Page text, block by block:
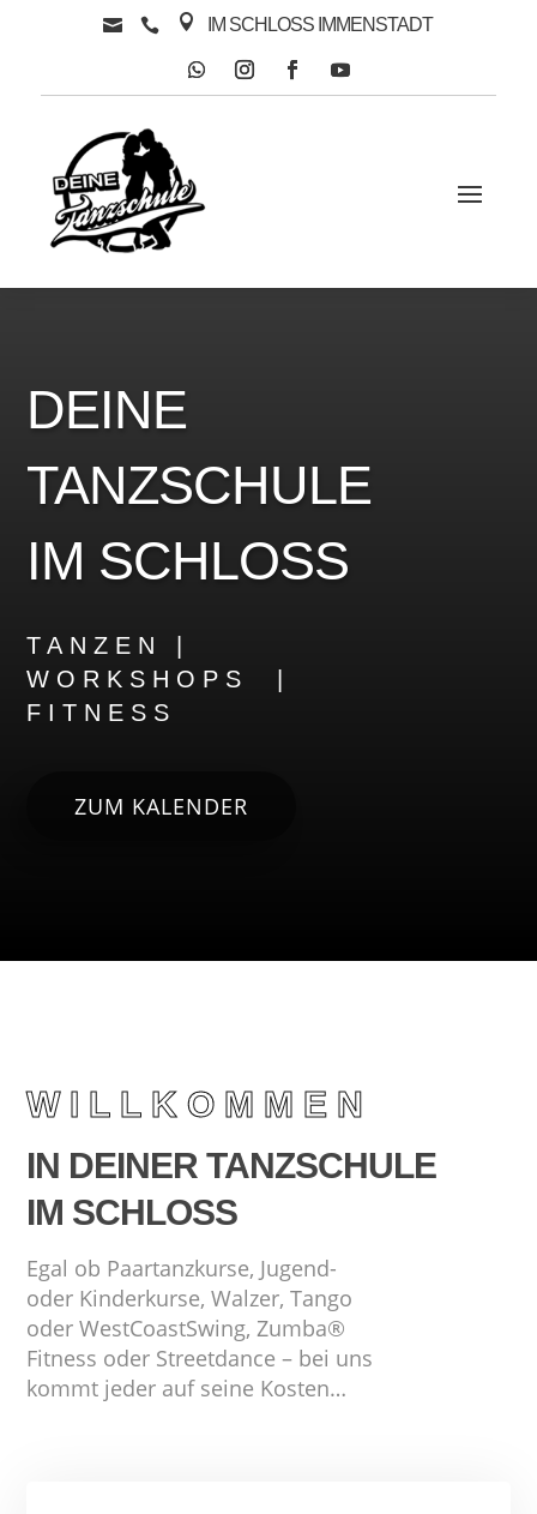
   IM SCHLOSS IMMENSTADT
DEINE
TANZSCHULE
IM SCHLOSS
TANZEN |
WORKSHOPS |
FITNESS
ZUM KALENDER
WILLKOMMEN
IN DEINER TANZSCHULE
IM SCHLOSS
Egal ob Paartanzkurse, Jugend-
oder Kinderkurse,Walzer, Tango
oder WestCoastSwing,Zumba®
Fitness oder Streetdance – bei uns
kommt jeder auf seine Kosten…